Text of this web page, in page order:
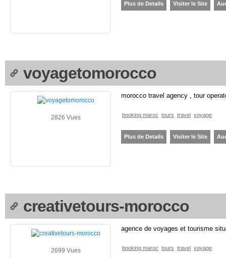
Plus de Details Visiter le Site
voyagetomorocco
2826 Vues
morocco travel agency , tour
booking maroc tours travel voyage
Plus de Details Visiter le Site
creativetours-morocco
2699 Vues
agence de voyages et tourisme
booking maroc tours travel voyage